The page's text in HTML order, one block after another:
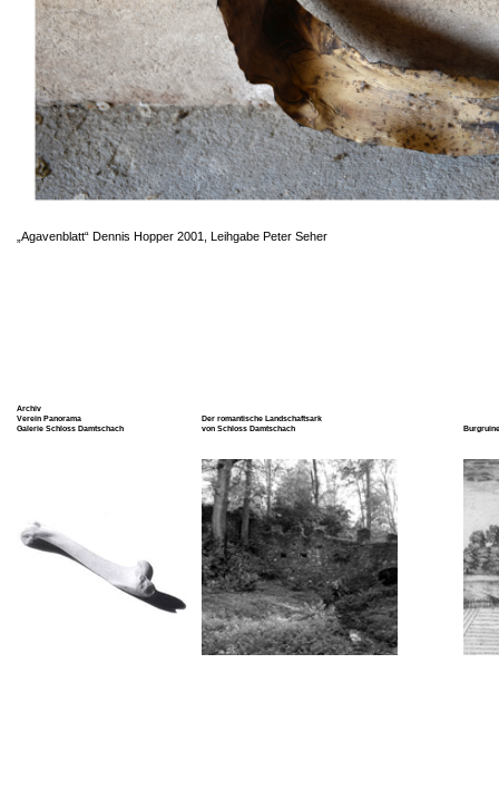
„Agavenblatt“ Dennis Hopper 2001, Leihgabe Peter Seher
Archiv
Verein Panorama
Galerie Schloss Damtschach
Der romantische Landschaftsark
von Schloss Damtschach